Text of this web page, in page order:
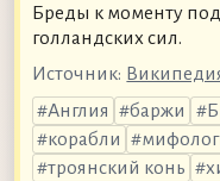
Бреды к моменту
голландских сил.
Источник:
Англия
баржи
корабли
троянский конь